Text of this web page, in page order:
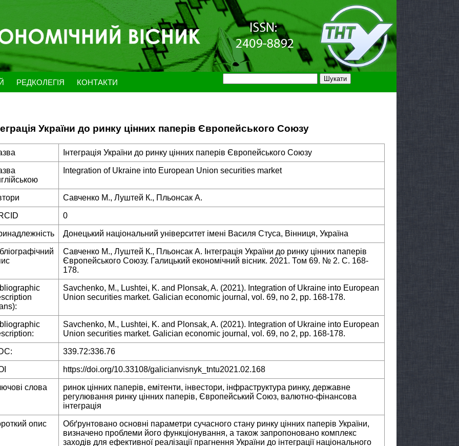
РЕДКОЛЕГІЯ КОНТАКТИ
України до ринку цінних паперів Європейського Союзу
Інтеграція України до ринку цінних паперів Європейського Союзу
Integration of Ukraine into European Union securities market
Савченко М., Луштей К., Пльонсак А.
0
Донецький національний університет імені Василя Стуса, Вінниця, Україна
Савченко М., Луштей К., Пльонсак А. Інтеграція України до ринку цінних паперів
Європейського Союзу. Галицький економічний вісник. 2021. Том 69. № 2. С. 168-
178.
Savchenko, M., Lushtei, K. and Plonsak, A. (2021). Integration of Ukraine into European
Union securities market. Galician economic journal, vol. 69, no 2, pp. 168-178.
Savchenko, M., Lushtei, K. and Plonsak, A. (2021). Integration of Ukraine into European
Union securities market. Galician economic journal, vol. 69, no 2, pp. 168-178.
339.72:336.76
https://doi.org/10.33108/galicianvisnyk_tntu2021.02.168
слова
ринок цінних паперів, емітенти, інвестори, інфраструктура ринку, державне
регулювання ринку цінних паперів, Європейський Союз, валютно-фінансова
інтеграція
опис
Обґрунтовано основні параметри сучасного стану ринку цінних паперів України,
визначено проблеми його функціонування, а також запропоновано комплекс
заходів для ефективної реалізації прагнення України до інтеграції національного